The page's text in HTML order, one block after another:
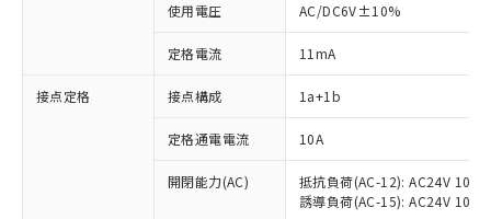
使用電圧 AC/DC6V±10%
定格電流 11mA
接点定格 接点構成 1a+1b
定格通電電流 10A
開閉能力(AC)
抵抗負荷(AC-12): AC24V 10A/
誘導負荷(AC-15): AC24V
ご利用条件
ご利用ください。
非含有に対応した製品が提供可能な商品で
有に対応した製品に切り替える予定のある
対応予定なし：EU RoHS指令（10物質）の
非含有に非対応の商品で、対応品を出す予
定はありません。
調査・確認中：EU RoHS指令（10物質）の